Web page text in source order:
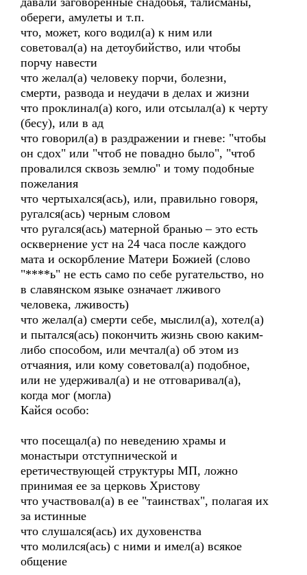
обереги, амулеты и т.п.
что, может, кого водил(а) к ним или
советовал(а) на детоубийство, или чтобы
порчу навести
что желал(а) человеку порчи, болезни,
смерти, развода и неудачи в делах и жизни
что проклинал(а) кого, или отсылал(а) к черту
(бесу), или в ад
что говорил(а) в раздражении и гневе: "чтобы
он сдох" или "чтоб не повадно было", "чтоб
провалился сквозь землю" и тому подобные
пожелания
что чертыхался(ась), или, правильно говоря,
ругался(ась) черным словом
что ругался(ась) матерной бранью – это есть
осквернение уст на 24 часа после каждого
мата и оскорбление Матери Божией (слово
"****ь" не есть само по себе ругательство, но
в славянском языке означает лживого
человека, лживость)
что желал(а) смерти себе, мыслил(а), хотел(а)
и пытался(ась) покончить жизнь свою каким-
либо способом, или мечтал(а) об этом из
отчаяния, или кому советовал(а) подобное,
или не удерживал(а) и не отговаривал(а),
когда мог (могла)
Кайся особо:
что посещал(а) по неведению храмы и
монастыри отступнической и
еретичествующей структуры МП, ложно
принимая ее за церковь Христову
что участвовал(а) в ее "таинствах", полагая их
за истинные
что слушался(ась) их духовенства
что молился(ась) с ними и имел(а) всякое
общение